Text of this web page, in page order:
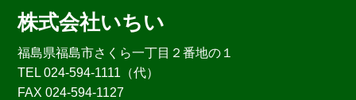
株式会社いちい
福島県福島市さくら一丁目２番地の１
TEL 024-594-1111（代）
FAX 024-594-1127